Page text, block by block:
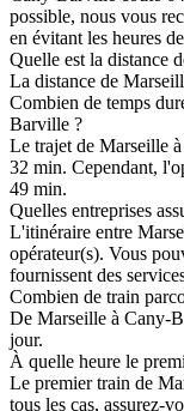
possible, nous vous
en évitant les heures
Quelle est la distance
La distance de
Combien de temps
Barville ?
Le trajet de Marseille
32 min. Cependant,
49 min.
Quelles entreprises
L'itinéraire entre
opérateur(s). Vous
fournissent des
Combien de train
De Marseille à Cany-
jour.
À quelle heure le
Le premier train de
tous les cas, assurez-